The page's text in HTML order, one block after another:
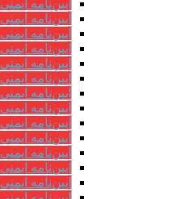
آیین‌نامه
آیین‌نامه
آیین‌نامه
آیین‌نامه
آیین‌نامه
آیین‌نامه
آیین‌نامه
آیین‌نامه
آیین‌نامه
آیین‌نامه
آیین‌نامه
آیین‌نامه
آیین‌نامه